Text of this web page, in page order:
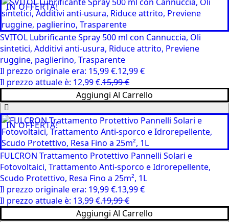
IN OFFERTA!
SVITOL Lubrificante Spray 500 ml con Cannuccia, Oli
sintetici, Additivi anti-usura, Riduce attrito, Previene
ruggine, paglierino, Trasparente
15,99€
Il prezzo originale era: 15,99 €.12,99€
Il prezzo attuale è: 12,99 €.
Aggiungi Al Carrello
IN OFFERTA!
FULCRON Trattamento Protettivo Pannelli Solari e
Fotovoltaici, Trattamento Anti-sporco e Idrorepellente,
Scudo Protettivo, Resa Fino a 25m², 1L
19,99€
Il prezzo originale era: 19,99 €.13,99€
Il prezzo attuale è: 13,99 €.
Aggiungi Al Carrello